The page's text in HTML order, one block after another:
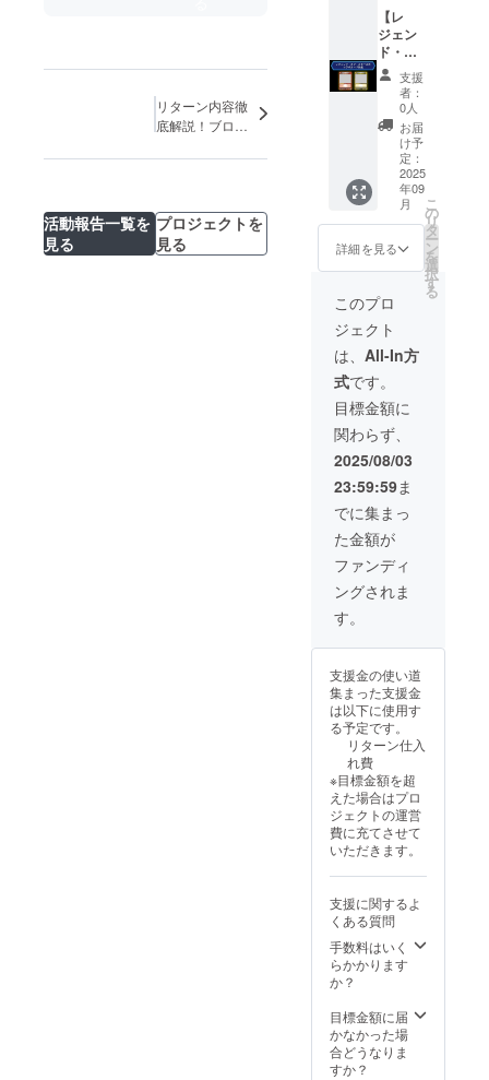
リターン内容徹
底解説！ブログ
た！
活動報告一覧を
見る
プロジェクトを
見る
複数の
プラ
ン、ま
た同じ
プラン
を複数
ご支援
いただ
いた場
合も掲
載させ
て頂く
お名前
させて
頂きま
序良俗
に反す
るお名
前や、
運営が
不適切
と判断
したお
名前は
変更の
お願い
をする
ことが
ありま
す
から事
業が存
続する
限り掲
載 ※掲
載方
法：文
字の
み、ロ
ゴ／バ
ナーの
掲載は
不可 ※
時、必
ず備考
望され
るお名
前をご
記入く
ださい
※上位掲
載順
は、支
援プラ
ン及び
先着順
に掲載
いたし
ます ※
複数の
プラ
ン、ま
た同じ
ご支援
いただ
いた場
合も掲
載させ
て頂く
お名前
は1つと
させて
頂きま
す ※公
序良俗
に反す
るお名
前や、
運営が
不適切
と判断
したお
お願い
をする
ことが
で6枚
入って
いま
す。 商
品の特
性上、
同じ
カード
が続け
て出た
り、全
部が揃
いにく
があり
ます。
程上、
カード
に小さ
な傷が
能性が
ありま
す ※配
送先の
指定は
日本国
内のみ
です。
「ホー
ムペー
ジに支
援者と
して掲
※掲載期
間：
2025年
9月1日
から事
業が存
続する
限り掲
載 ※掲
載方
法：文
字の
み、ロ
ゴ／バ
ナーの
掲載は
不可 ※
支援
時、必
望され
るお名
前をご
す。 ■
ブース
ター
パック
第1弾
BOX製
品仕様
1BOX3
0パック
入り 1
パック6
枚入り
(1BOX
にラン
180枚収
録) カー
類：180
種 180
種の中
から、1
パック
にカー
ドがラ
ンダム
入って
いま
す。 商
品の特
性上、
同じ
カード
り、全
部が揃
いにく
い場合
があり
ます。
製造工
程上、
カード
に小さ
な傷が
入る可
能性が
ありま
す ※配
送先の
指定は
日本国
内のみ
ムペー
ジに支
援者と
ホーム
ページ
に支援
者とし
て掲載
(文字情
報のみ)
※配送先
の指定
は日本
国内の
みで
す。 ■
ブース
第1弾
BOX製
品仕様
1BOX3
0パック
入り 1
パック6
枚入り
(1BOX
にラン
ダムで
180枚収
録) カー
ド種
類：180
種 180
種の中
から、1
ドがラ
ンダム
で6枚
入って
いま
す。 商
品の特
性上、
同じ
カード
が続け
て出た
り、全
部が揃
い場合
があり
ます。
製造工
に小さ
な傷が
入る可
ブース
ター
パック
第1弾 1
カート
(12BOX
) + クラ
ウド
ファン
ディン
グ限定
カード3
種セッ
ト×12点
・ホー
ムペー
ジに支
援者と
して掲
載(文字
情報の
み) ■
ブース
ター
パック
第1弾
BOX製
品仕様
1BOX3
0パック
入り 1
パック6
枚入り
ダムで
録) カー
ド種
類：180
種 180
種の中
パック
にカー
ドがラ
ンダム
で6枚
入って
す。 商
品の特
性上、
同じ
カード
て出た
り、全
部が揃
いにく
【レ
ジェン
ド・オ
ブ・ス
ターズ
のコラ
ボカー
ド作
成】 ※
本リ
ターン
は事前
にお問
い合わ
せくだ
さい あ
なたの
商品や
グッ
ズ、
キャラ
クター
などの
書き下
ろし
カード
を制
作。
Legend
of Stars
で使用
できる
カード
として
・コラ
ド制作
・ホー
ムペー
ジに支
援者と
載(文字
情報の
み) ※権
利履行
期限：
2025/12
（それ
以降の
権利行
使を行
いたい
別途ご
相談く
ださ
い） ※
支援
者：
0人
お届
け予
定：
2025
年09
月
詳細を見る
こ
の
リ
タ
ー
ン
を
選
択
す
る
このプロ
ジェクト
は、 All-In方
式です。
目標金額に
関わらず、
2025/08/03
23:59:59ま
でに集まっ
た金額が
ファンディ
ングされま
す。
支援金の使い道
集まった支援金
は以下に使用す
る予定です。
リターン仕入
れ費
※目標金額を超
えた場合はプロ
ジェクトの運営
費に充てさせて
いただきます。
支援に関するよ
くある質問
手数料はいく
らかかります
か？
目標金額に届
かなかった場
合どうなりま
すか？